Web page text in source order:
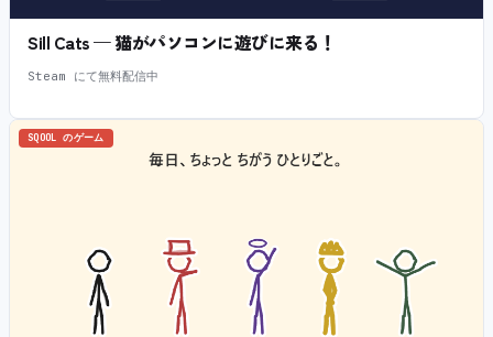
Sill Cats — 猫がパソコンに遊びに来る！
Steam にて無料配信中
SQOOL のゲーム